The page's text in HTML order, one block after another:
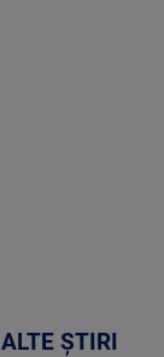
ALTE ȘTIRI